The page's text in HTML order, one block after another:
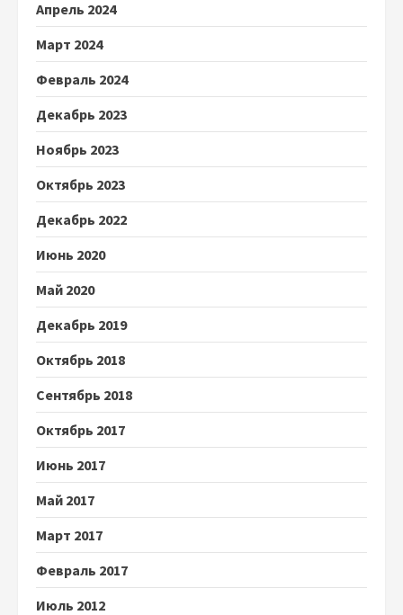
Апрель 2024
Март 2024
Февраль 2024
Декабрь 2023
Ноябрь 2023
Октябрь 2023
Декабрь 2022
Июнь 2020
Май 2020
Декабрь 2019
Октябрь 2018
Сентябрь 2018
Октябрь 2017
Июнь 2017
Май 2017
Март 2017
Февраль 2017
Июль 2012